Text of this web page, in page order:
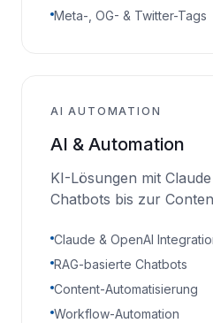
Meta-, OG- & Twitter-Tags
AI AUTOMATION
AI & Automation
KI-Lösungen mit
Chatbots bis zur
Claude & OpenAI
RAG-basierte Chatbots
Content-Automatisierung
Workflow-Automation